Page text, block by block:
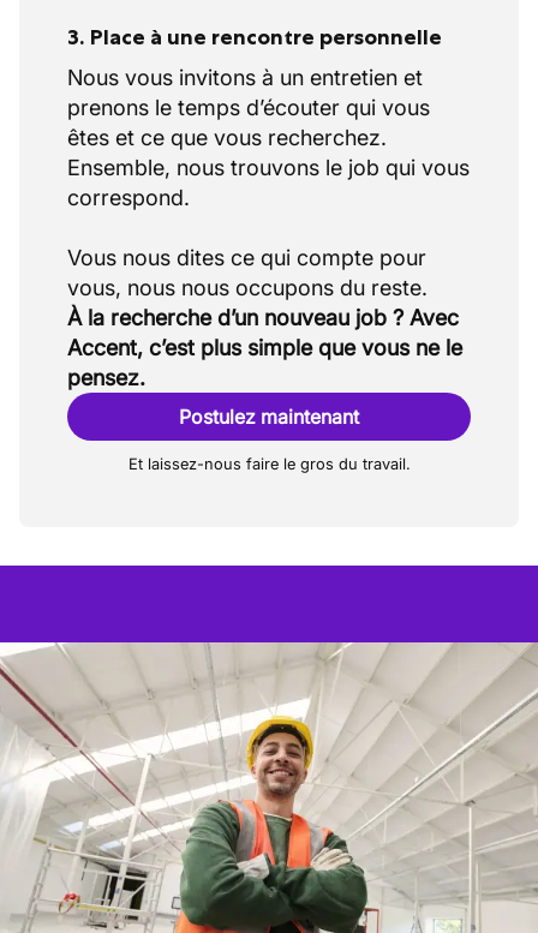
3. Place à une rencontre personnelle
Nous vous invitons à un entretien et
prenons le temps d’écouter qui vous
êtes et ce que vous recherchez.
Ensemble, nous trouvons le job qui vous
correspond.
Vous nous dites ce qui compte pour
À la recherche d’un nouveau job ? Avec
Accent, c’est plus simple que vous ne le
pensez.
Postulez maintenant
Et laissez-nous faire le gros du travail.